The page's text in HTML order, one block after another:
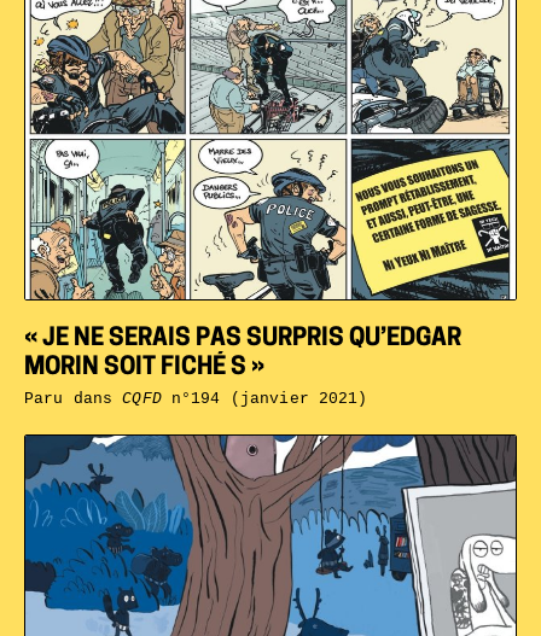
« JE NE SERAIS PAS SURPRIS QU’EDGAR
MORIN SOIT FICHÉ S »
Paru dansCQFDn°194 (janvier 2021)